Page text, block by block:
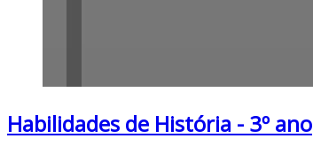
Habilidades de História - 3º ano